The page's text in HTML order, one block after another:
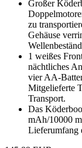
Großer
zu
Gehäuse
1 weißes
nächtliches
vier AA-
Mitgelieferte
Transport.
Das
mAh/10000
Lieferumfang